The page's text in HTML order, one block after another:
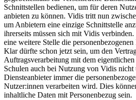
Schnittstellen bedienen, um für deren
anbieten zu können. Vidis tritt nun
um Anbietern eine einzige Schnittstelle
ihrerseits müssen sich mit Vidis
eine weitere Stelle die
Klar dürfte schon jetzt sein, um den
Auftragsverarbeitung mit dem
Schulen auch bei Nutzung von Vidis nicht
Diensteanbieter immer die
Nutzer:innen verarbeiten wird. Dies
inhaltliche Daten mit Personenbezug sein.